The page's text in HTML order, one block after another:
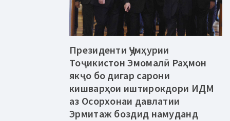
Президенти Ҷумҳурии
Тоҷикистон Эмомалӣ Раҳмон
якҷо бо дигар сарони
кишварҳои иштирокдори ИДМ
аз Осорхонаи давлатии
Эрмитаж боздид намуданд